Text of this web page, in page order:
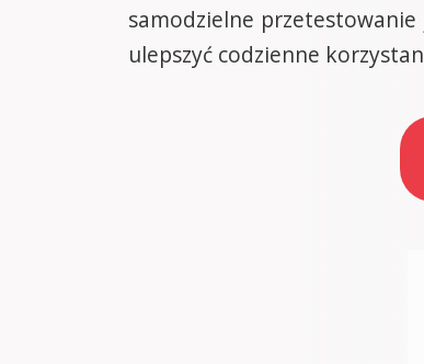
samodzielne
ulepszyć codzienne